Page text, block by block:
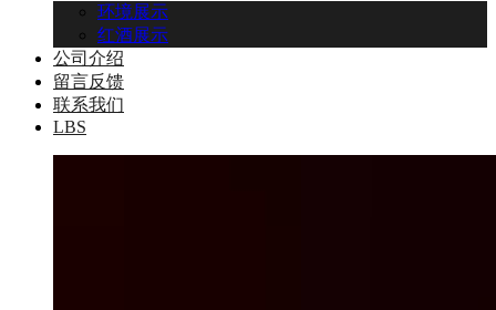
环境展示
红酒展示
公司介绍
留言反馈
联系我们
LBS